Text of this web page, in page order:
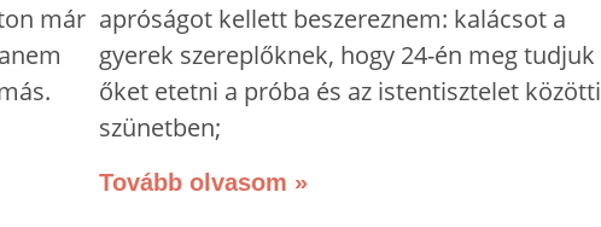
már apróságot kellett beszereznem: kalácsot a
gyerek szereplőknek, hogy 24-én meg tudjuk
őket etetni a próba és az istentisztelet közötti
szünetben;
Tovább olvasom »